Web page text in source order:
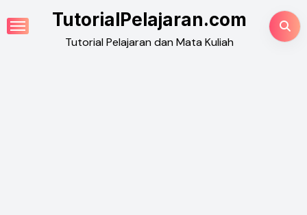
to
TutorialPelajaran.com
Tutorial Pelajaran dan Mata Kuliah